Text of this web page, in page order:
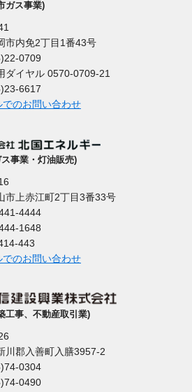
ガス事業)
市内免2丁目1番43号
0709
ダイヤル 0570-0709-21
6617
でのお問い合わせ
事業・灯油販売)
市上赤江町2丁目3番33号
4444
1648
443
でのお問い合わせ
工事、不動産取引業)
川郡入善町入膳3957-2
0304
0490